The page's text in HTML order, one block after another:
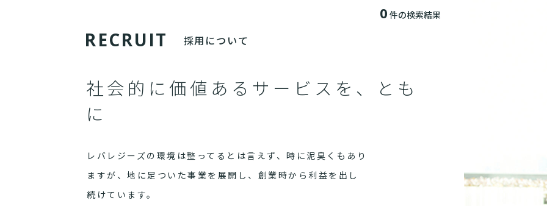
0 件の検索結果
RECRUIT 採用について
社会的に価値あるサービスを、とも
に
レバレジーズの環境は整ってるとは言えず、時に泥臭くもあり
ますが、地に足ついた事業を展開し、創業時から利益を出し
続けています。